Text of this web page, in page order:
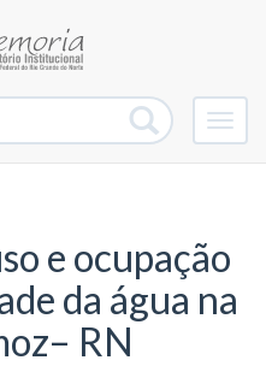
e ocupação
da água na
RN